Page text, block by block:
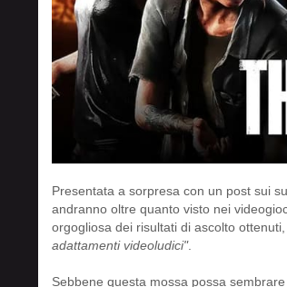
Presentata a sorpresa con un post sui
andranno oltre quanto visto nei
orgogliosa dei risultati di ascolto
adattamenti videoludici".
Sebbene questa mossa possa